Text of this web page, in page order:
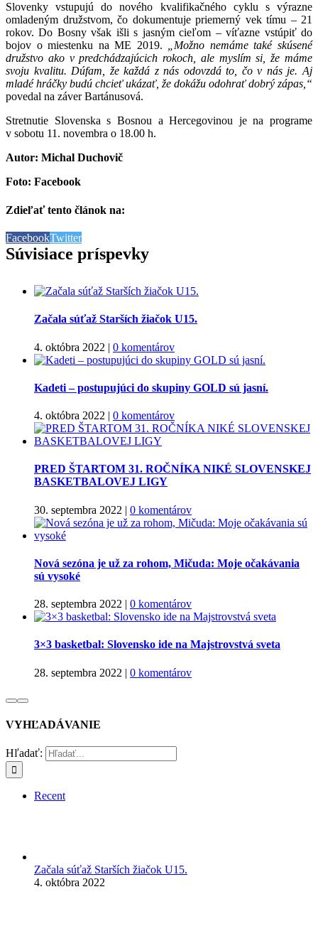
Slovenky vstupujú do nového kvalifikačného cyklu s výrazne
omladeným družstvom, čo dokumentuje priemerný vek tímu – 21
rokov. Do Bosny však išli s jasným cieľom – víťazne vstúpiť do
bojov o miestenku na ME 2019. „Možno nemáme také skúsené
družstvo ako v predchádzajúcich rokoch, ale myslím si, že máme
svoju kvalitu. Dúfam, že každá z nás odovzdá to, čo v nás je. Aj
mladé hráčky budú chcieť ukázať, že dokážu odohrať dobrý zápas,“
povedal na záver Bartánusová.
Stretnutie Slovenska s Bosnou a Hercegovinou je na programe
v sobotu 11. novembra o 18.00 h.
Autor: Michal Duchovič
Foto: Facebook
Zdieľať tento článok na:
FacebookTwitter
Súvisiace príspevky
Začala súťaž Starších žiačok U15.
4. októbra 2022 | 0 komentárov
Kadeti – postupujúci do skupiny GOLD sú jasní.
4. októbra 2022 | 0 komentárov
PRED ŠTARTOM 31. ROČNÍKA NIKÉ SLOVENSKEJ
BASKETBALOVEJ LIGY
30. septembra 2022 | 0 komentárov
Nová sezóna je už za rohom, Mičuda: Moje očakávania
sú vysoké
28. septembra 2022 | 0 komentárov
3×3 basketbal: Slovensko ide na Majstrovstvá sveta
28. septembra 2022 | 0 komentárov
VYHĽADÁVANIE
Hľadať:
Recent
Začala súťaž Starších žiačok U15.
4. októbra 2022